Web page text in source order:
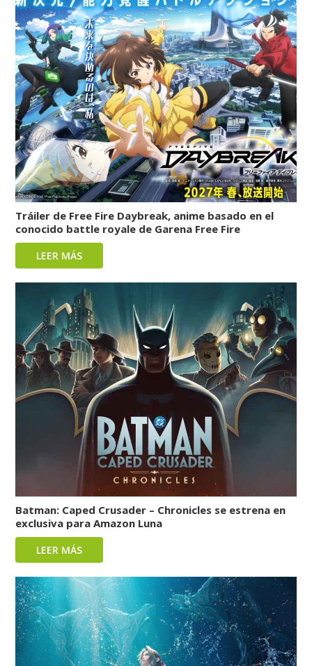
Tráiler de Free Fire Daybreak, anime basado en el
conocido battle royale de Garena Free Fire
LEER MÁS
Batman: Caped Crusader – Chronicles se estrena en
exclusiva para Amazon Luna
LEER MÁS